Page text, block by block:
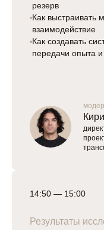
резерв
Как выстраивать
взаимодействие
Как создавать
передачи опыта и
14:50 — 15:00
Результаты